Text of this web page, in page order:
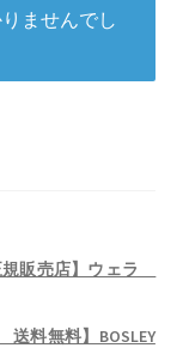
ませんでし
規販売店】ウェラ
料無料】BOSLEY